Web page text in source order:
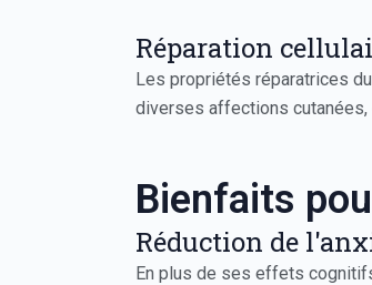
Réparation
Les propriétés réparatrices du
diverses affections cutanées,
Bienfaits
Réduction de
En plus de ses effets